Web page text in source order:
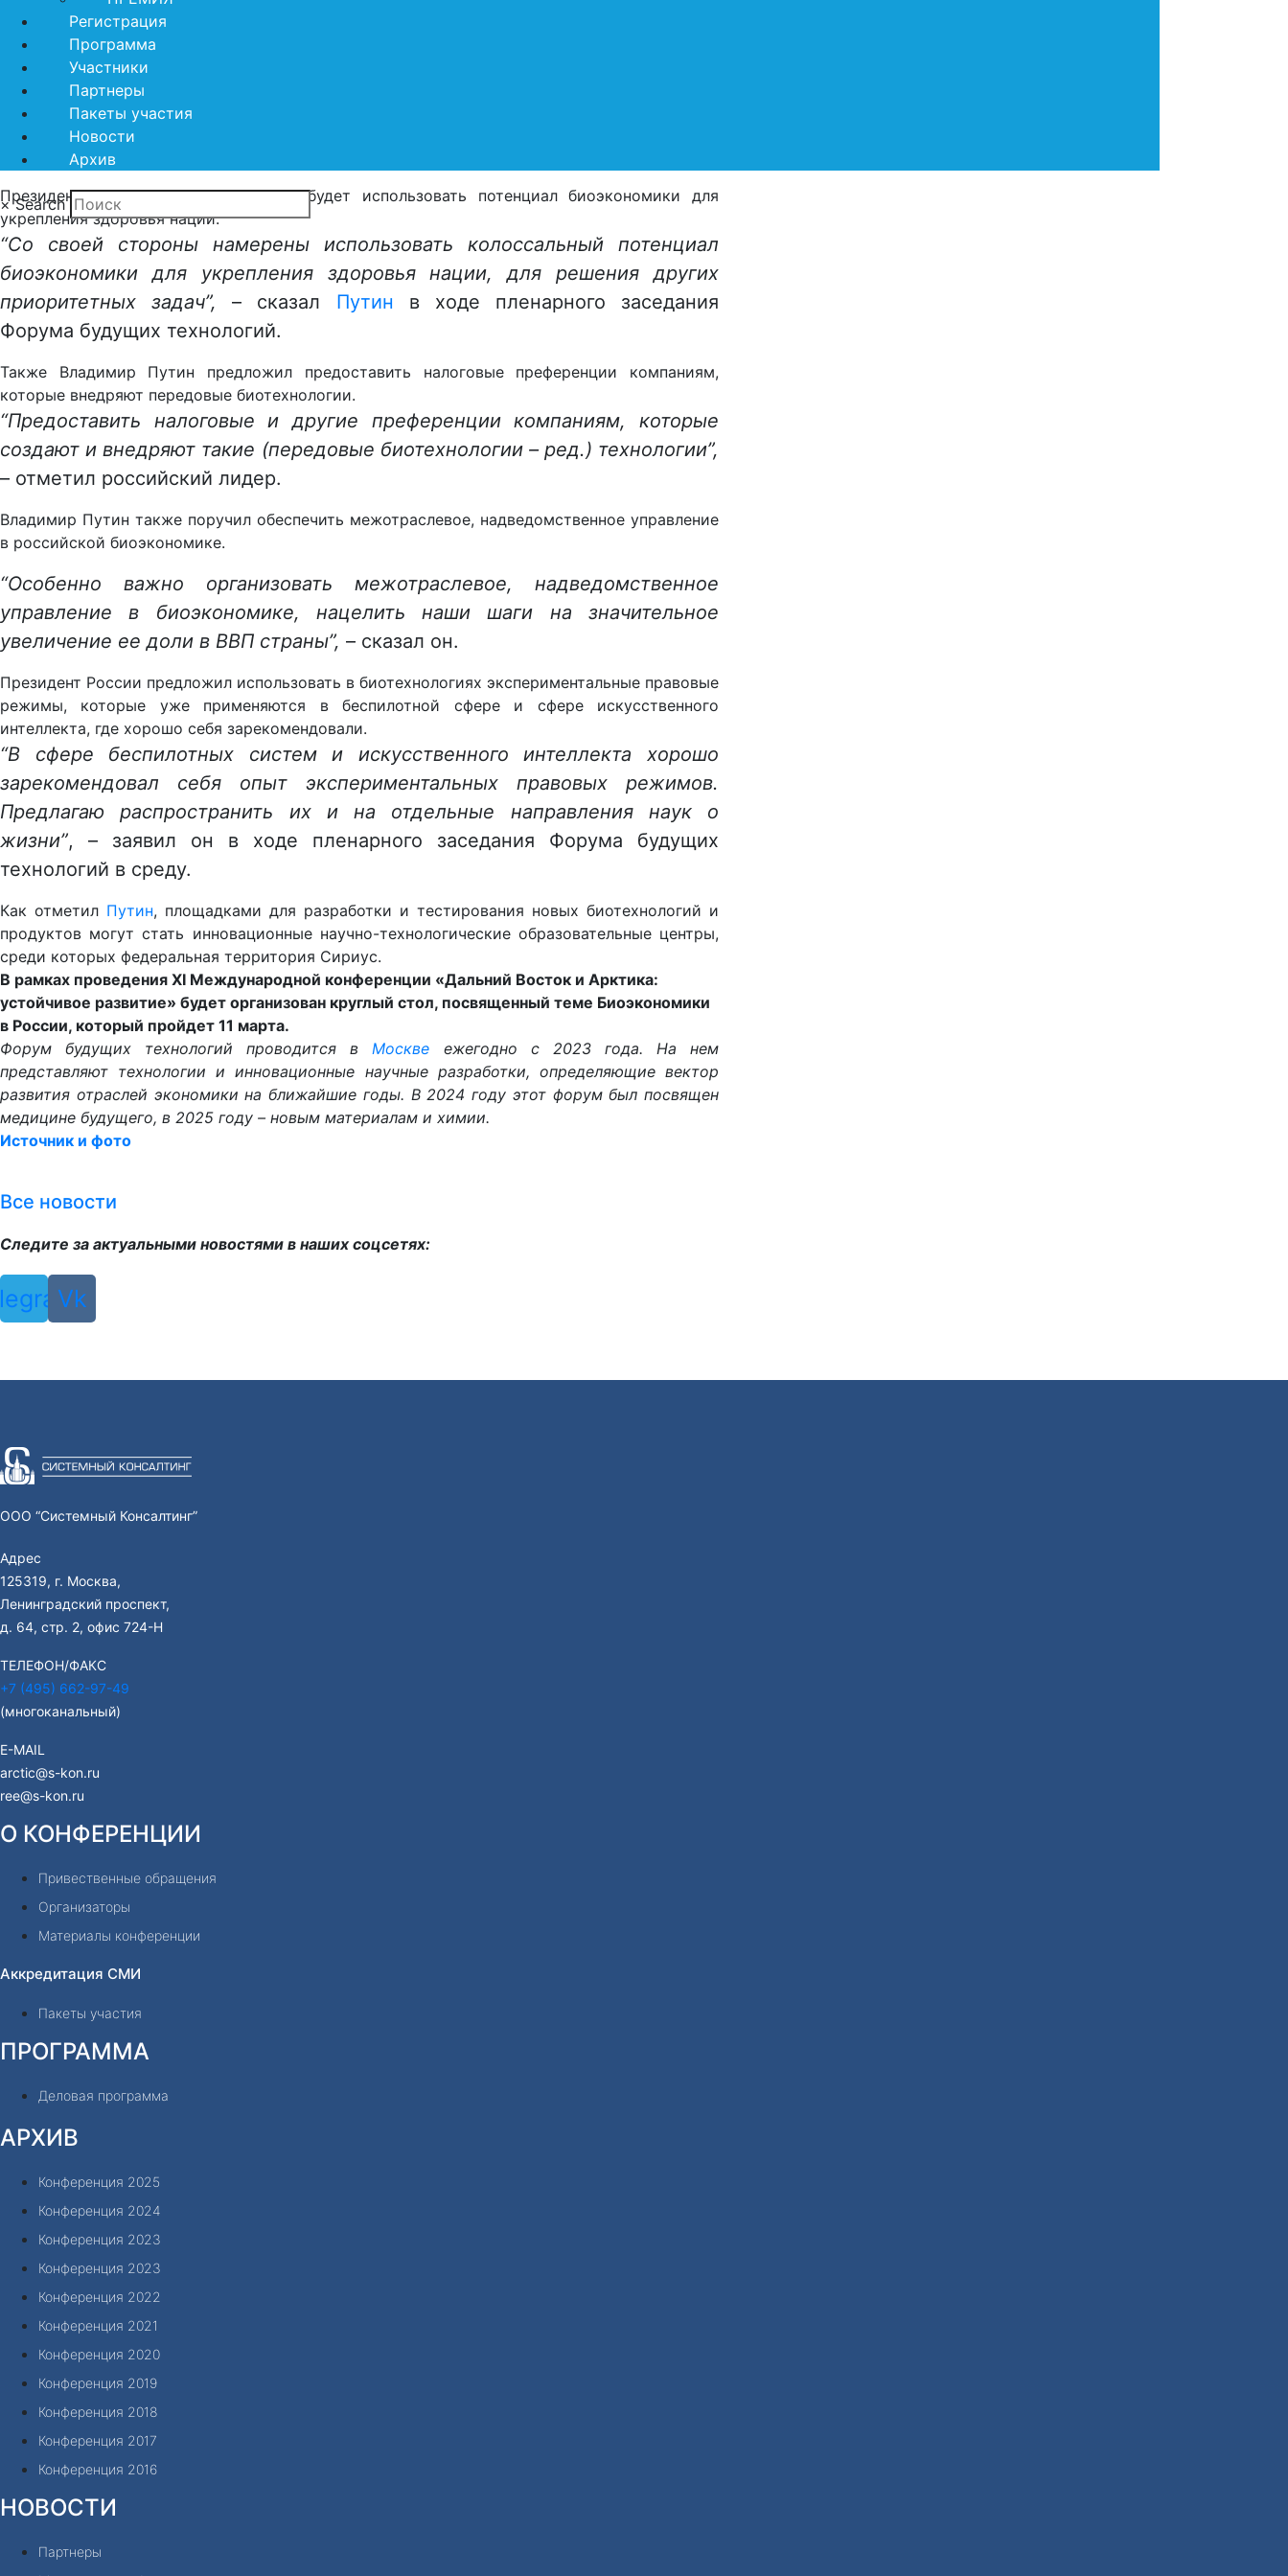
Регистрация
Программа
Участники
Партнеры
Пакеты участия
Новости
Архив
× Search
технологического суверенитета страны, экологической безопасности”,
сказал Путин в ходе выступления.
Президент РФ отметил, что Россия будет использовать потенциал биоэкономики для
укрепления здоровья нации.
“Со своей стороны намерены использовать колоссальный потенциал
биоэкономики для укрепления здоровья нации, для решения других
приоритетных задач”, – сказал Путин в ходе пленарного заседания
Форума будущих технологий.
Также Владимир Путин предложил предоставить налоговые преференции компаниям,
которые внедряют передовые биотехнологии.
“Предоставить налоговые и другие преференции компаниям, которые
создают и внедряют такие (передовые биотехнологии – ред.) технологии”,
– отметил российский лидер.
Владимир Путин также поручил обеспечить межотраслевое, надведомственное управление
в российской биоэкономике.
“Особенно важно организовать межотраслевое, надведомственное
управление в биоэкономике, нацелить наши шаги на значительное
увеличение ее доли в ВВП страны”, – сказал он.
Президент России предложил использовать в биотехнологиях экспериментальные правовые
режимы, которые уже применяются в беспилотной сфере и сфере искусственного
интеллекта, где хорошо себя зарекомендовали.
“В сфере беспилотных систем и искусственного интеллекта хорошо
зарекомендовал себя опыт экспериментальных правовых режимов.
Предлагаю распространить их и на отдельные направления наук о
жизни”, – заявил он в ходе пленарного заседания Форума будущих
технологий в среду.
Как отметил Путин, площадками для разработки и тестирования новых биотехнологий и
продуктов могут стать инновационные научно-технологические образовательные центры,
среди которых федеральная территория Сириус.
В рамках проведения XI Международной конференции «Дальний Восток и Арктика:
устойчивое развитие» будет организован круглый стол, посвященный теме Биоэкономики
в России, который пройдет 11 марта.
Форум будущих технологий проводится вМоскве ежегодно с 2023 года. На нем
представляют технологии и инновационные научные разработки, определяющие вектор
развития отраслей экономики на ближайшие годы. В 2024 году этот форум был посвящен
медицине будущего, в 2025 году – новым материалам и химии.
Источник и фото
Все новости
Следите за актуальными новостями в наших соцсетях:
Vk
ООО “Системный Консалтинг”
Адрес
125319, г. Москва,
Ленинградский проспект,
д. 64, стр. 2, офис 724-Н
ТЕЛЕФОН/ФАКС
+7 (495) 662-97-49
(многоканальный)
E-MAIL
arctic@s-kon.ru
ree@s-kon.ru
О КОНФЕРЕНЦИИ
Привественные обращения
Организаторы
Материалы конференции
Аккредитация СМИ
Пакеты участия
ПРОГРАММА
Деловая программа
АРХИВ
Конференция 2025
Конференция 2024
Конференция 2023
Конференция 2023
Конференция 2022
Конференция 2021
Конференция 2020
Конференция 2019
Конференция 2018
Конференция 2017
Конференция 2016
НОВОСТИ
Партнеры